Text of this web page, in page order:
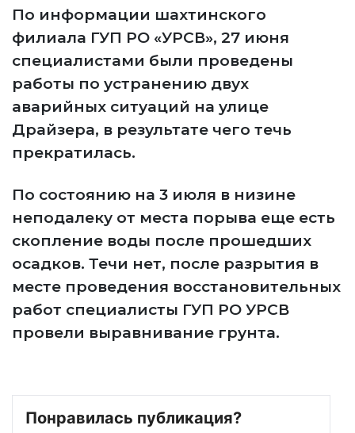
По информации шахтинского
филиала ГУП РО «УРСВ», 27 июня
специалистами были проведены
работы по устранению двух
аварийных ситуаций на улице
Драйзера, в результате чего течь
прекратилась.
По состоянию на 3 июля в низине
неподалеку от места порыва еще есть
скопление воды после прошедших
осадков. Течи нет, после разрытия в
месте проведения восстановительных
работ специалисты ГУП РО УРСВ
провели выравнивание грунта.
Понравилась публикация?